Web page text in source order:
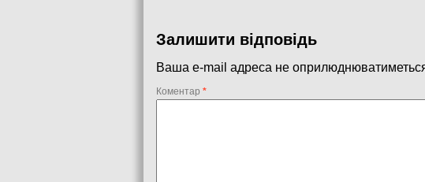
Залишити відповідь
Ваша e-mail адреса не
Коментар *